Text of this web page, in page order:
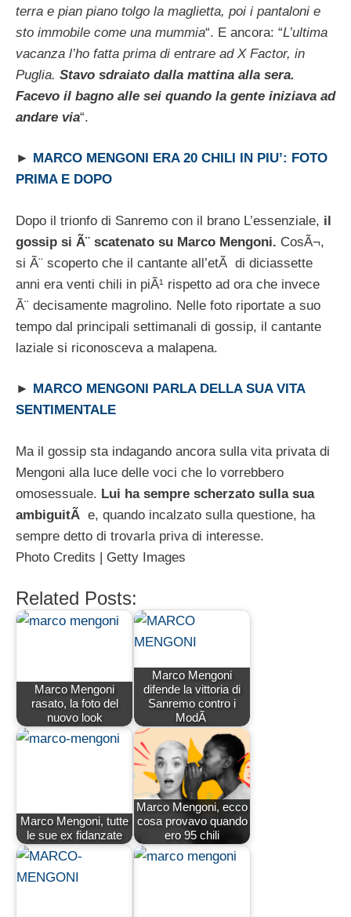
terra e pian piano tolgo la maglietta, poi i pantaloni e
sto immobile come una mummia“. E ancora: “L’ultima
vacanza l’ho fatta prima di entrare ad X Factor, in
Puglia. Stavo sdraiato dalla mattina alla sera.
Facevo il bagno alle sei quando la gente iniziava ad
andare via“.
► MARCO MENGONI ERA 20 CHILI IN PIU’: FOTO
PRIMA E DOPO
Dopo il trionfo di Sanremo con il brano L’essenziale, il
gossip si Ã¨ scatenato su Marco Mengoni. CosÃ¬,
si Ã¨ scoperto che il cantante all’etÃ di diciassette
anni era venti chili in piÃ¹ rispetto ad ora che invece
Ã¨ decisamente magrolino. Nelle foto riportate a suo
tempo dal principali settimanali di gossip, il cantante
laziale si riconosceva a malapena.
► MARCO MENGONI PARLA DELLA SUA VITA
SENTIMENTALE
Ma il gossip sta indagando ancora sulla vita privata di
Mengoni alla luce delle voci che lo vorrebbero
omosessuale. Lui ha sempre scherzato sulla sua
ambiguitÃ e, quando incalzato sulla questione, ha
sempre detto di trovarla priva di interesse.
Photo Credits | Getty Images
Related Posts:
Marco Mengoni
rasato, la foto del
nuovo look
Marco Mengoni
difende la vittoria di
Sanremo contro i
ModÃ
Marco Mengoni, tutte
le sue ex fidanzate
Marco Mengoni, ecco
cosa provavo quando
ero 95 chili